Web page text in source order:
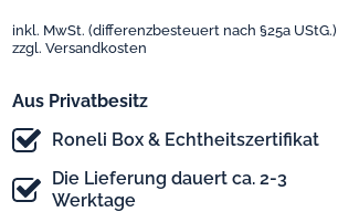
inkl. MwSt. (differenzbesteuert nach §25a UStG.)
zzgl. Versandkosten
Aus Privatbesitz
Roneli Box & Echtheitszertifikat
Die Lieferung dauert ca. 2-3
Werktage